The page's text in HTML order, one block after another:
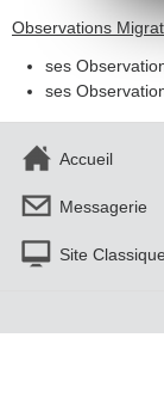
Observations
ses
ses
Accueil
Messagerie
Site Classique